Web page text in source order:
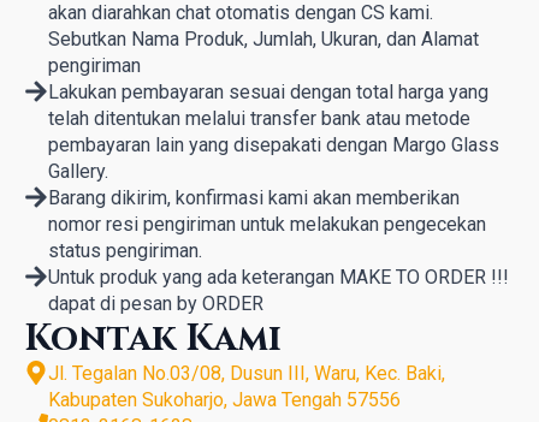
akan diarahkan chat otomatis dengan CS kami.
Sebutkan Nama Produk, Jumlah, Ukuran, dan Alamat
pengiriman
Lakukan pembayaran sesuai dengan total harga yang
telah ditentukan melalui transfer bank atau metode
pembayaran lain yang disepakati dengan Margo Glass
Gallery.
Barang dikirim, konfirmasi kami akan memberikan
nomor resi pengiriman untuk melakukan pengecekan
status pengiriman.
Untuk produk yang ada keterangan MAKE TO ORDER !!!
dapat di pesan by ORDER
Kontak Kami
Jl. Tegalan No.03/08, Dusun III, Waru, Kec. Baki,
Kabupaten Sukoharjo, Jawa Tengah 57556